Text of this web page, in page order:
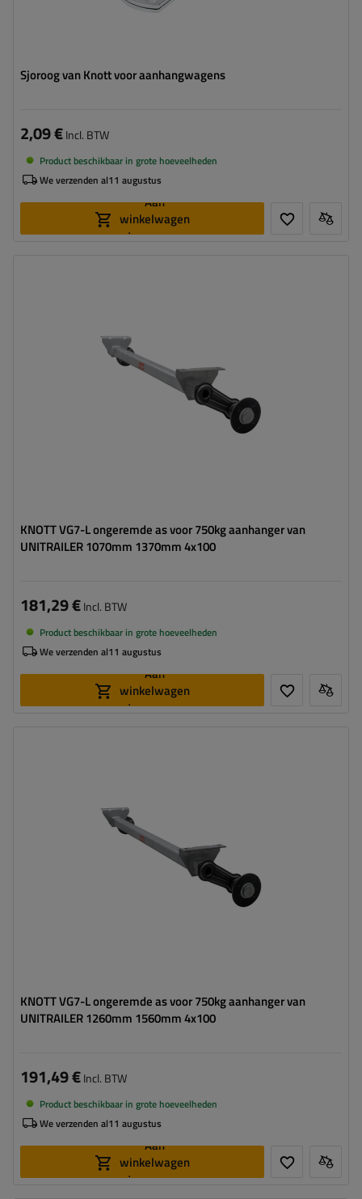
Sjoroog van Knott voor aanhangwagens
2,09 €Incl. BTW
Product beschikbaar in grote hoeveelheden
We verzenden al11 augustus
Aan
winkelwagen
toevoegen
KNOTT VG7-L ongeremde as voor 750kg aanhanger van
UNITRAILER 1070mm 1370mm 4x100
181,29 €Incl. BTW
Product beschikbaar in grote hoeveelheden
We verzenden al11 augustus
Aan
winkelwagen
toevoegen
KNOTT VG7-L ongeremde as voor 750kg aanhanger van
UNITRAILER 1260mm 1560mm 4x100
191,49 €Incl. BTW
Product beschikbaar in grote hoeveelheden
We verzenden al11 augustus
Aan
winkelwagen
toevoegen